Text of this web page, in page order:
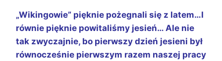
„Wikingowie” pięknie pożegnali się z latem…I
równie pięknie powitaliśmy jesień… Ale nie
tak zwyczajnie, bo pierwszy dzień jesieni był
równocześnie pierwszym razem naszej pracy